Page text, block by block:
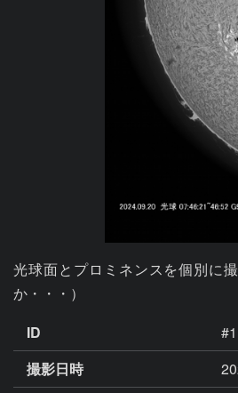
光球面とプロミネンスを個別に
か・・・）
ID
撮影日時